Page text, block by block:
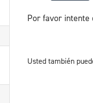
Por favor intente
Usted también